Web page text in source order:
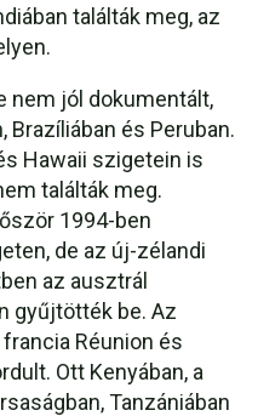
találták meg, az
nem jól dokumentált,
és Peruban.
Hawaii szigetein is
találták meg.
1994-ben
de az új-zélandi
az ausztrál
gyűjtötték be. Az
Réunion és
Ott Kenyában, a
Tanzániában